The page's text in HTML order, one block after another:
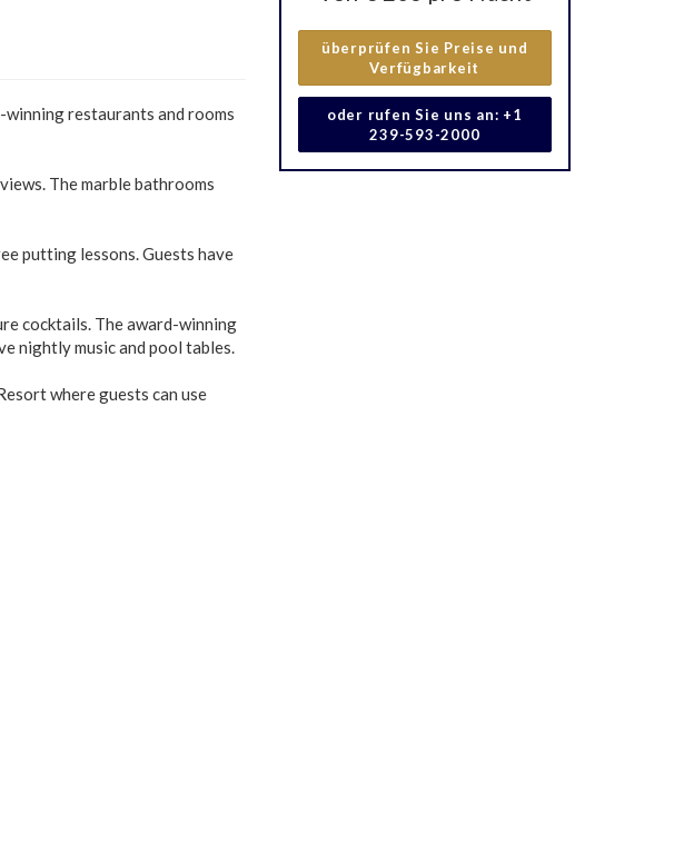
überprüfen Sie Preise und
Verfügbarkeit
oder rufen Sie uns an: +1
239-593-2000
restaurants and rooms
The marble bathrooms
putting lessons. Guests have
cocktails. The award-winning
nightly music and pool tables.
where guests can use